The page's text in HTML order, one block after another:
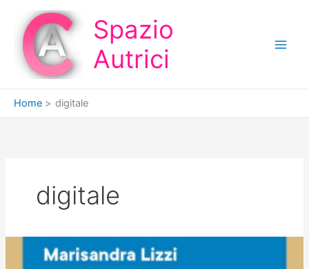
contenuto
Spazio
Autrici
Home digitale
digitale